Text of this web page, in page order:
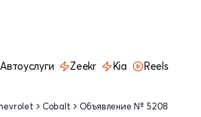
Автоуслуги Zeekr Kia Reels
Cobalt Объявление № 5208